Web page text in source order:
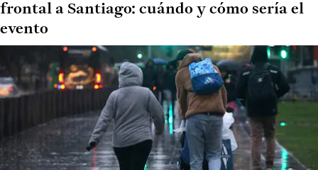
frontal a Santiago: cuándo y cómo sería el
evento